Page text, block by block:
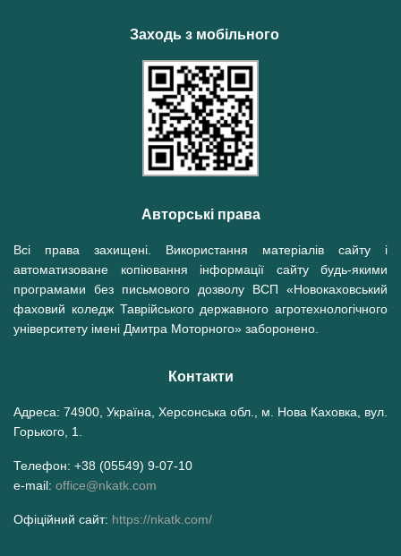
Заходь з мобільного
Авторські права
Всі права захищені. Використання матеріалів сайту і
автоматизоване копіювання інформації сайту будь-якими
програмами без письмового дозволу ВСП «Новокаховський
фаховий коледж Таврійського державного агротехнологічного
університету імені Дмитра Моторного» заборонено.
Контакти
Адреса: 74900, Україна, Херсонська обл., м. Нова Каховка, вул.
Горького, 1.
Телефон: +38 (05549) 9-07-10
e-mail: office@nkatk.com
Офіційний сайт: https://nkatk.com/